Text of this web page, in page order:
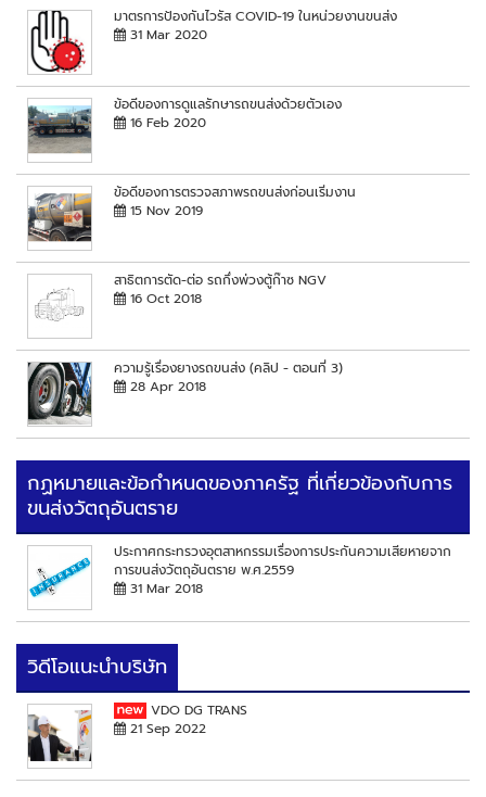
มาตรการป้องกันไวรัส COVID-19 ในหน่วยงานขนส่ง
31 Mar 2020
ข้อดีของการดูแลรักษารถขนส่งด้วยตัวเอง
16 Feb 2020
ข้อดีของการตรวจสภาพรถขนส่งก่อนเริ่มงาน
15 Nov 2019
สาธิตการตัด-ต่อ รถกึ่งพ่วงตู้ก๊าซ NGV
16 Oct 2018
ความรู้เรื่องยางรถขนส่ง (คลิป - ตอนที่ 3)
28 Apr 2018
กฏหมายและข้อกำหนดของภาครัฐ ที่เกี่ยวข้องกับการ
ขนส่งวัตถุอันตราย
ประกาศกระทรวงอุตสาหกรรมเรื่องการประกันความเสียหายจาก
การขนส่งวัตถุอันตราย พ.ศ.2559
31 Mar 2018
วิดีโอแนะนำบริษัท
VDO DG TRANS
21 Sep 2022